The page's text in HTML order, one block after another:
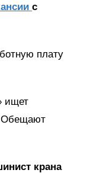
с
плату
ищет
Обещают
крана